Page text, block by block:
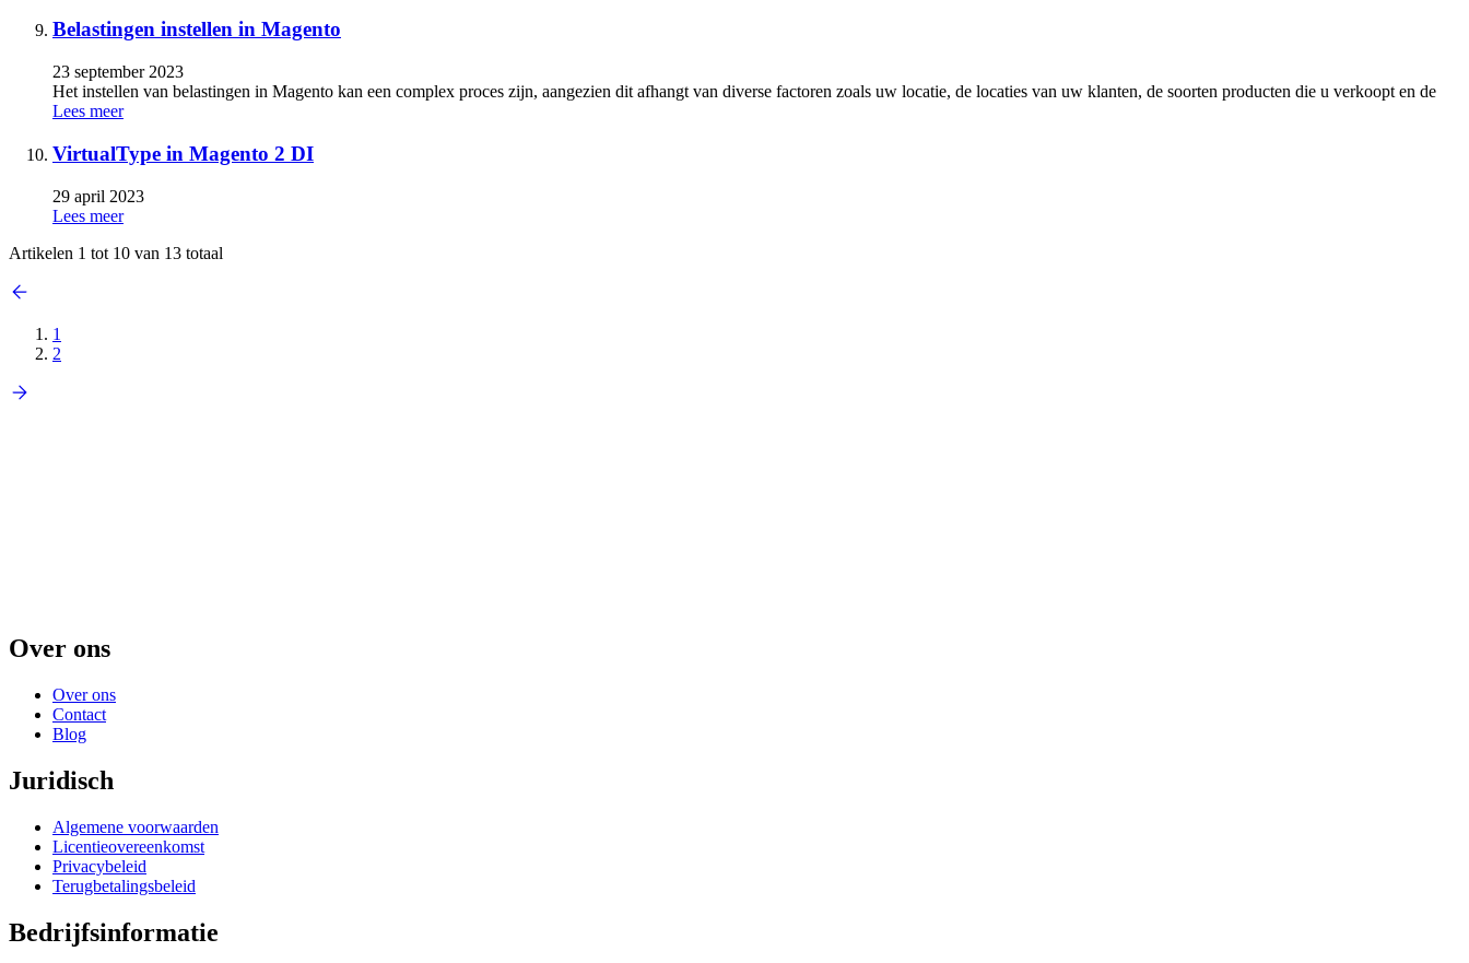
Belastingen instellen in Magento
23 september 2023
Het instellen van belastingen in Magento kan een complex proces zijn, aangezien dit afhangt van diverse factoren zoals uw locatie, de locaties van uw klanten, de soorten producten die u verkoopt en de
Lees meer
VirtualType in Magento 2 DI
29 april 2023
Lees meer
Artikelen 1 tot 10 van 13 totaal
1
2
Over ons
Over ons
Contact
Blog
Juridisch
Algemene voorwaarden
Licentieovereenkomst
Privacybeleid
Terugbetalingsbeleid
Bedrijfsinformatie